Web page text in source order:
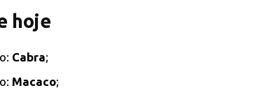
hoje
Cabra;
Macaco;